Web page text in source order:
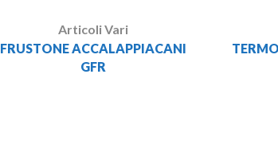
Articoli Vari
FRUSTONE ACCALAPPIACANI
GFR